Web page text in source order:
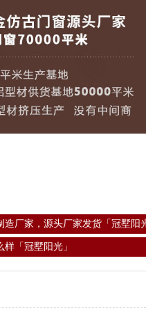
厂家，源头厂家发货「冠墅阳
「冠墅阳光」